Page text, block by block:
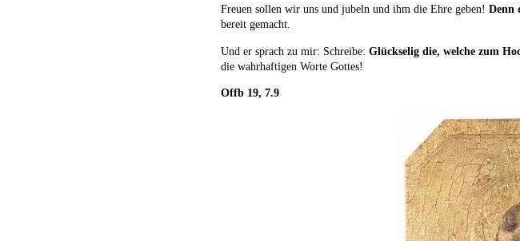
Freuen sollen wir uns und jubeln und ihm die Ehre geben! Denn
bereit gemacht.
Und er sprach zu mir: Schreibe: Glückselig die, welche zum
die wahrhaftigen Worte Gottes!
Offb 19, 7.9